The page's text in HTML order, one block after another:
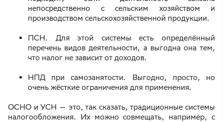
непосредственно с сельским хозяйством и
производством сельскохозяйственной продукции.
ПСН. Для этой системы есть определённый
перечень видов деятельности, а выгодна она тем,
что налог не зависит от доходов.
НПД при самозанятости. Выгодно, просто, но
очень жёсткие ограничения для применения.
ОСНО и УСН — это, так сказать, традиционные системы
налогообложения. Их можно совмещать, например, с